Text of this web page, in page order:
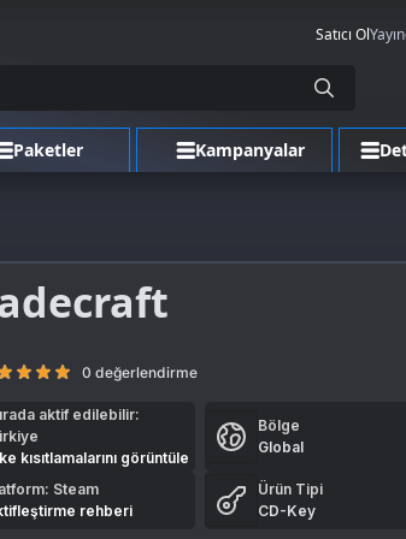
Satıcı Ol
Paketler Kampanyalar
0 değerlendirme
aktif edilebilir:
kısıtlamalarını görüntüle
Bölge
Global
Steam
rehberi
Ürün Tipi
CD-Key